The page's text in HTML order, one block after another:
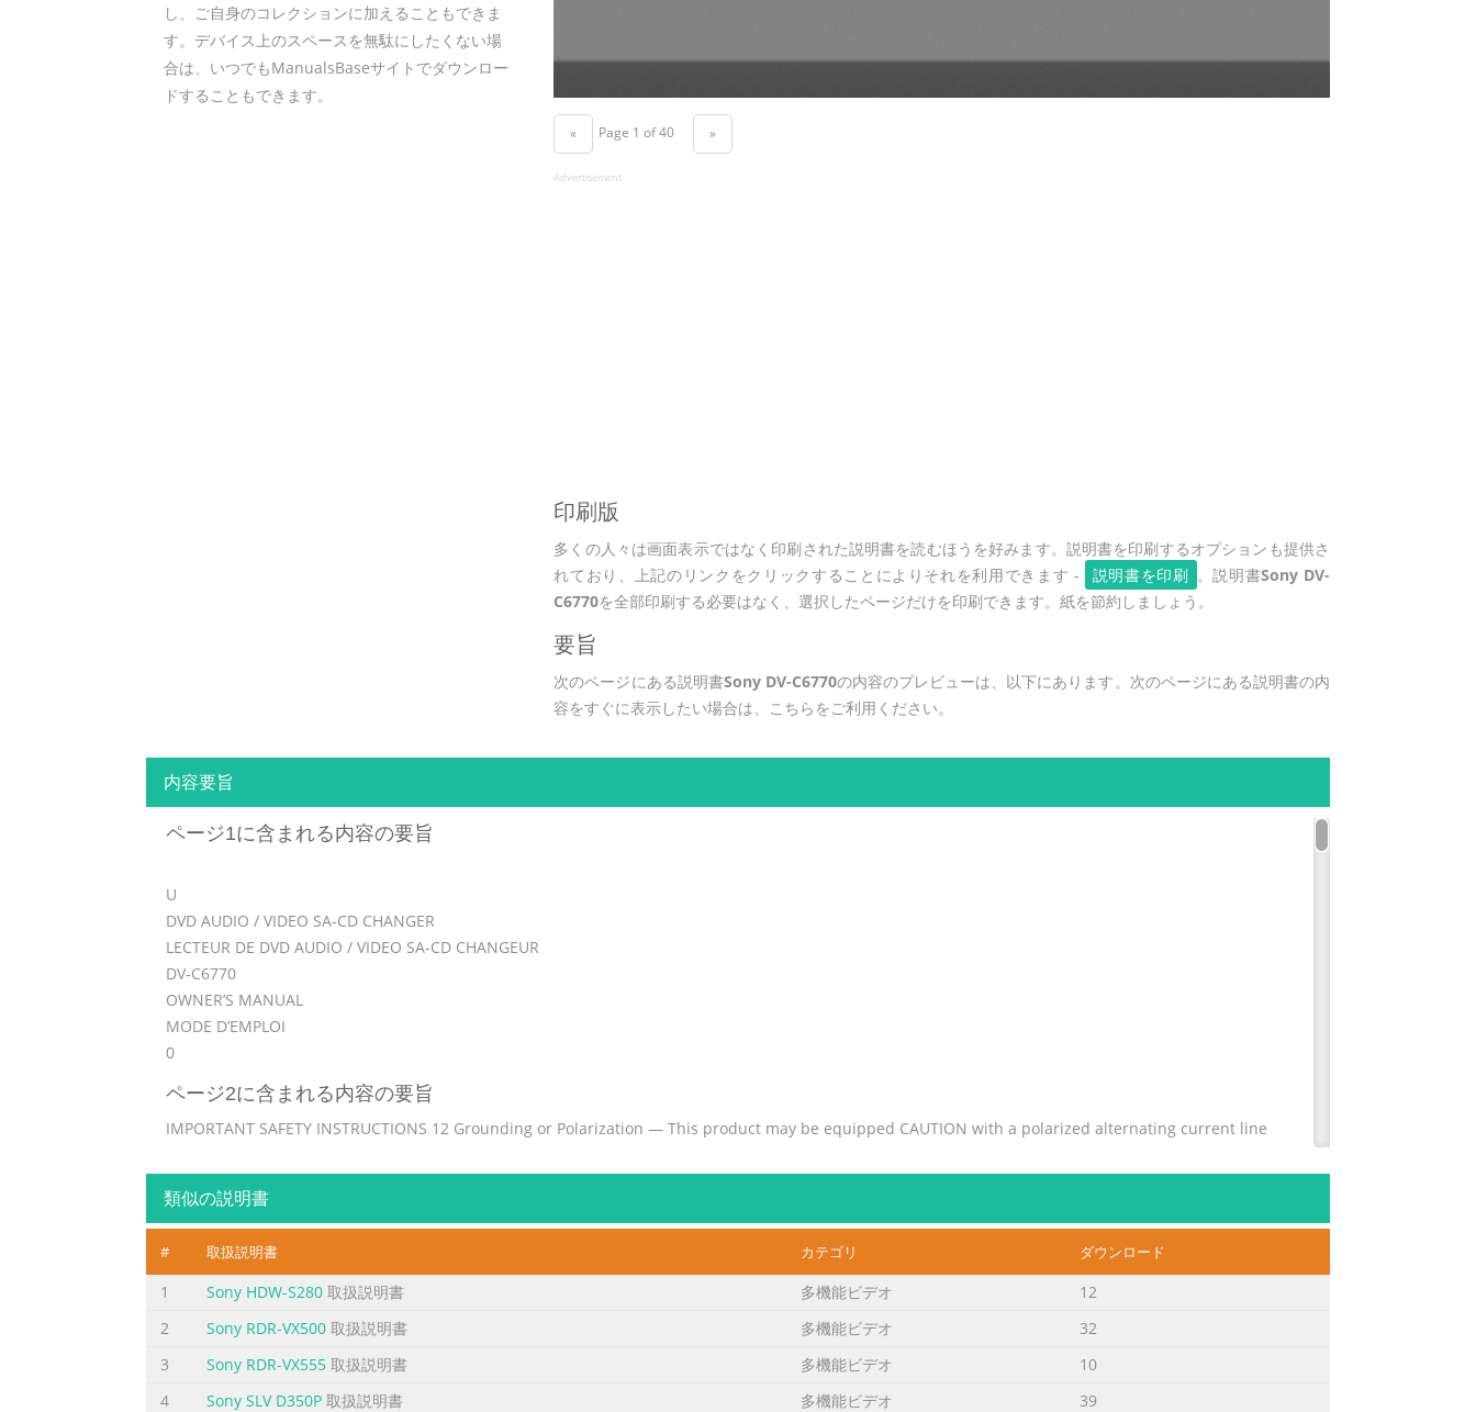
し、ご自身のコレクションに加えることもできま
す。デバイス上のスペースを無駄にしたくない場
合は、いつでもManualsBaseサイトでダウンロー
ドすることもできます。
« Page 1 of 40 »
Advertisement
印刷版
多くの人々は画面表示ではなく印刷された説明書を読むほうを好みます。説明書を印刷するオプションも提供さ
れており、上記のリンクをクリックすることによりそれを利用できます -
説明書を印刷 。説明書Sony DV-
C6770を全部印刷する必要はなく、選択したページだけを印刷できます。紙を節約しましょう。
要旨
次のページにある説明書Sony DV-C6770の内容のプレビューは、以下にあります。次のページにある説明書の内
容をすぐに表示したい場合は、こちらをご利用ください。
内容要旨
ページ1に含まれる内容の要旨
U
DVD AUDIO / VIDEO SA-CD CHANGER
LECTEUR DE DVD AUDIO / VIDEO SA-CD CHANGEUR
DV-C6770
OWNER’S MANUAL
MODE D’EMPLOI
0
ページ2に含まれる内容の要旨
IMPORTANT SAFETY INSTRUCTIONS 12 Grounding or Polarization — This product may be equipped CAUTION with a polarized alternating current line
feature. If you DO NOT OPEN are unable to insert the plug fully into the outlet, try revers- CAUTION: TO REDUCE THE RISK OF ing the plug. If the plug
sho
ページ3に含まれる内容の要旨
FCC INFORMATION (for US customers) 1. IMPORTANT NOTICE: DO NOT MODIFY THIS UNIT! This product, when installed as indicated in the
the FCC, to use the product. 2. IMPORTANT: When connecting this product to accessories and/or another product use only high quality shielded
cables. Cable/s supplied with this product MUST be used. Follow all install
ページ4に含まれる内容の要旨
類似の説明書
# 取扱説明書 カテゴリ ダウンロード
1 Sony HDW-S280 取扱説明書 多機能ビデオ
12
2
Sony RDR-VX500 取扱説明書 多機能ビデオ
32
3
Sony RDR-VX555 取扱説明書 多機能ビデオ
10
4
Sony SLV D350P 取扱説明書 多機能ビデオ
39